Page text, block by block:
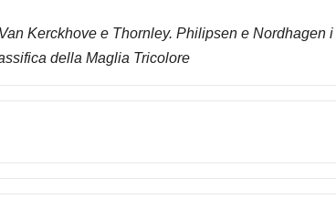
Kerckhove e Thornley. Philipsen e Nordhagen i
della Maglia Tricolore